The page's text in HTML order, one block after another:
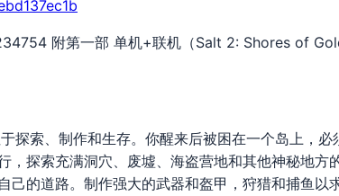
附第一部 单机+联机（Salt 2: Shores of
探索、制作和生存。你醒来后被困在一个岛上，
，探索充满洞穴、废墟、海盗营地和其他神秘地方
己的道路。制作强大的武器和盔甲，狩猎和捕鱼以